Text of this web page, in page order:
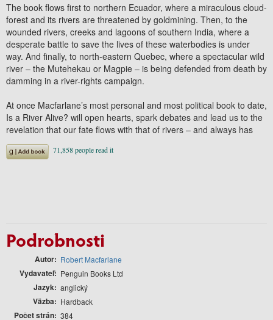
The book flows first to northern Ecuador, where a miraculous cloud-
forest and its rivers are threatened by goldmining. Then, to the
wounded rivers, creeks and lagoons of southern India, where a
desperate battle to save the lives of these waterbodies is under
way. And finally, to north-eastern Quebec, where a spectacular wild
river – the Mutehekau or Magpie – is being defended from death by
damming in a river-rights campaign.
At once Macfarlane’s most personal and most political book to date,
Is a River Alive? will open hearts, spark debates and lead us to the
revelation that our fate flows with that of rivers – and always has
Podrobnosti
Autor Robert Macfarlane
Vydavateľ Penguin Books Ltd
Jazyk anglický
Väzba Hardback
Počet strán 384